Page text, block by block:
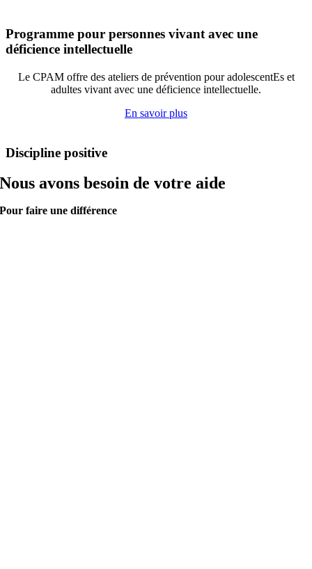
Programme pour personnes vivant avec une
déficience intellectuelle
Le CPAM offre des ateliers de prévention pour adolescentEs et
adultes vivant avec une déficience intellectuelle.
En savoir plus
Discipline positive
Nous avons besoin de votre aide
Pour faire une différence